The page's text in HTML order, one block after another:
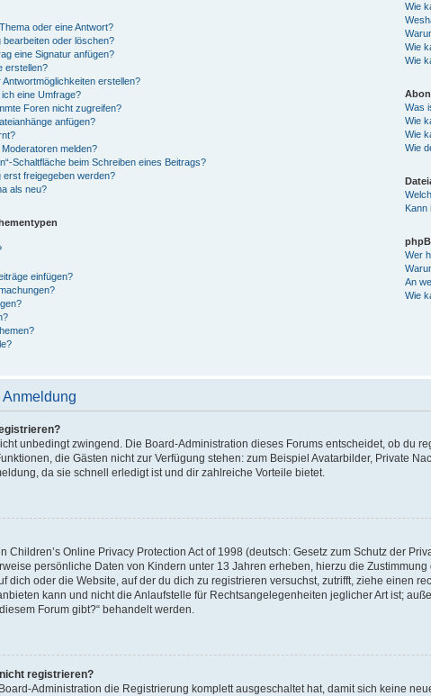
oder eine Antwort?
bearbeiten oder löschen?
eine Signatur anfügen?
erstellen?
erstellen?
eine Umfrage?
Foren nicht zugreifen?
anfügen?
melden?
Schaltfläche beim Schreiben eines Beitrags?
freigegeben werden?
als neu?
einfügen?
Wie
Wie
Wie
Was
Wie
Wie
Wie
Kann
Wer
An
Wie
unbedingt zwingend. Die Board-Administration dieses Forums entscheidet, ob du
die Gästen nicht zur Verfügung stehen: zum Beispiel Avatarbilder, Private
da sie schnell erledigt ist und dir zahlreiche Vorteile bietet.
Children’s Online Privacy Protection Act of 1998 (deutsch: Gesetz zum Schutz der
persönliche Daten von Kindern unter 13 Jahren erheben, hierzu die
dich oder die Website, auf der du dich zu registrieren versuchst, zutrifft, ziehe einen
kann und nicht die Anlaufstelle für Rechtsangelegenheiten jeglicher Art ist;
Forum gibt?“ behandelt werden.
registrieren?
Administration die Registrierung komplett ausgeschaltet hat, damit sich keine